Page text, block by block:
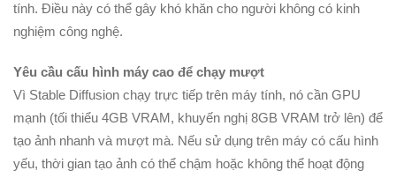
tính. Điều này có thể gây khó khăn cho người không có kinh
nghiệm công nghệ.
Yêu cầu cấu hình máy cao để chạy mượt
Vì Stable Diffusion chạy trực tiếp trên máy tính, nó cần GPU
mạnh (tối thiểu 4GB VRAM, khuyến nghị 8GB VRAM trở lên) để
tạo ảnh nhanh và mượt mà. Nếu sử dụng trên máy có cấu hình
yếu, thời gian tạo ảnh có thể chậm hoặc không thể hoạt động